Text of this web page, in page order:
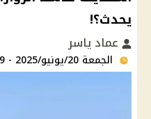
يحدث؟!
عماد ياسر
الجمعة 20/يونيو/2025 - 06:59 م